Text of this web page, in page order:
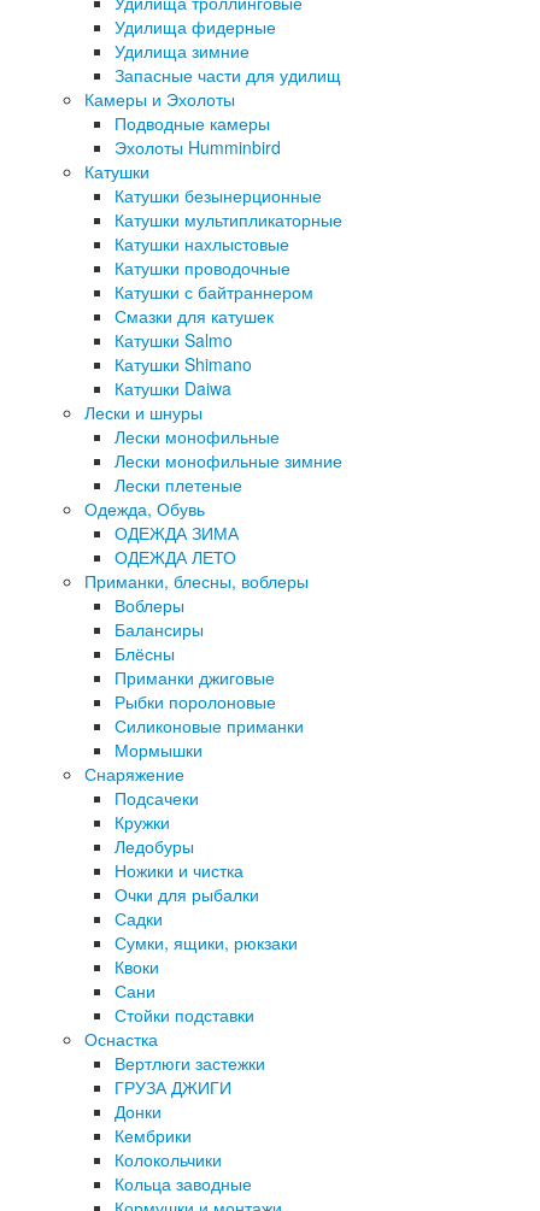
Удилища фидерные
Удилища зимние
Запасные части для удилищ
Камеры и Эхолоты
Подводные камеры
Эхолоты Humminbird
Катушки
Катушки безынерционные
Катушки мультипликаторные
Катушки нахлыстовые
Катушки проводочные
Катушки с байтраннером
Смазки для катушек
Катушки Salmo
Катушки Shimano
Катушки Daiwa
Лески и шнуры
Лески монофильные
Лески монофильные зимние
Лески плетеные
Одежда, Обувь
ОДЕЖДА ЗИМА
ОДЕЖДА ЛЕТО
Приманки, блесны, воблеры
Воблеры
Балансиры
Блёсны
Приманки джиговые
Рыбки поролоновые
Силиконовые приманки
Мормышки
Снаряжение
Подсачеки
Кружки
Ледобуры
Ножики и чистка
Очки для рыбалки
Садки
Сумки, ящики, рюкзаки
Квоки
Сани
Стойки подставки
Оснастка
Вертлюги застежки
ГРУЗА ДЖИГИ
Донки
Кембрики
Колокольчики
Кольца заводные